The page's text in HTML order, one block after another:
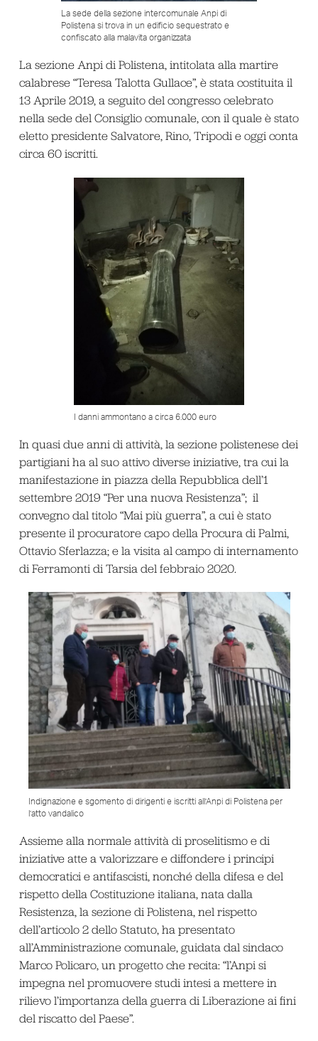
La sede della sezione intercomunale Anpi di
Polistena si trova in un edificio sequestrato e
confiscato alla malavita organizzata
La sezione Anpi di Polistena, intitolata alla martire
calabrese “Teresa Talotta Gullace”, è stata costituita il
13 Aprile 2019, a seguito del congresso celebrato
nella sede del Consiglio comunale, con il quale è stato
eletto presidente Salvatore, Rino, Tripodi e oggi conta
circa 60 iscritti.
I danni ammontano a circa 6.000 euro
In quasi due anni di attività, la sezione polistenese dei
partigiani ha al suo attivo diverse iniziative, tra cui la
manifestazione in piazza della Repubblica dell’1
settembre 2019 “Per una nuova Resistenza”; il
convegno dal titolo “Mai più guerra”, a cui è stato
presente il procuratore capo della Procura di Palmi,
Ottavio Sferlazza; e la visita al campo di internamento
di Ferramonti di Tarsia del febbraio 2020.
Indignazione e sgomento di dirigenti e iscritti all’Anpi di Polistena per
l’atto vandalico
Assieme alla normale attività di proselitismo e di
iniziative atte a valorizzare e diffondere i principi
democratici e antifascisti, nonché della difesa e del
rispetto della Costituzione italiana, nata dalla
Resistenza, la sezione di Polistena, nel rispetto
dell’articolo 2 dello Statuto, ha presentato
all’Amministrazione comunale, guidata dal sindaco
Marco Policaro, un progetto che recita: “l’Anpi si
impegna nel promuovere studi intesi a mettere in
rilievo l’importanza della guerra di Liberazione ai fini
del riscatto del Paese”.